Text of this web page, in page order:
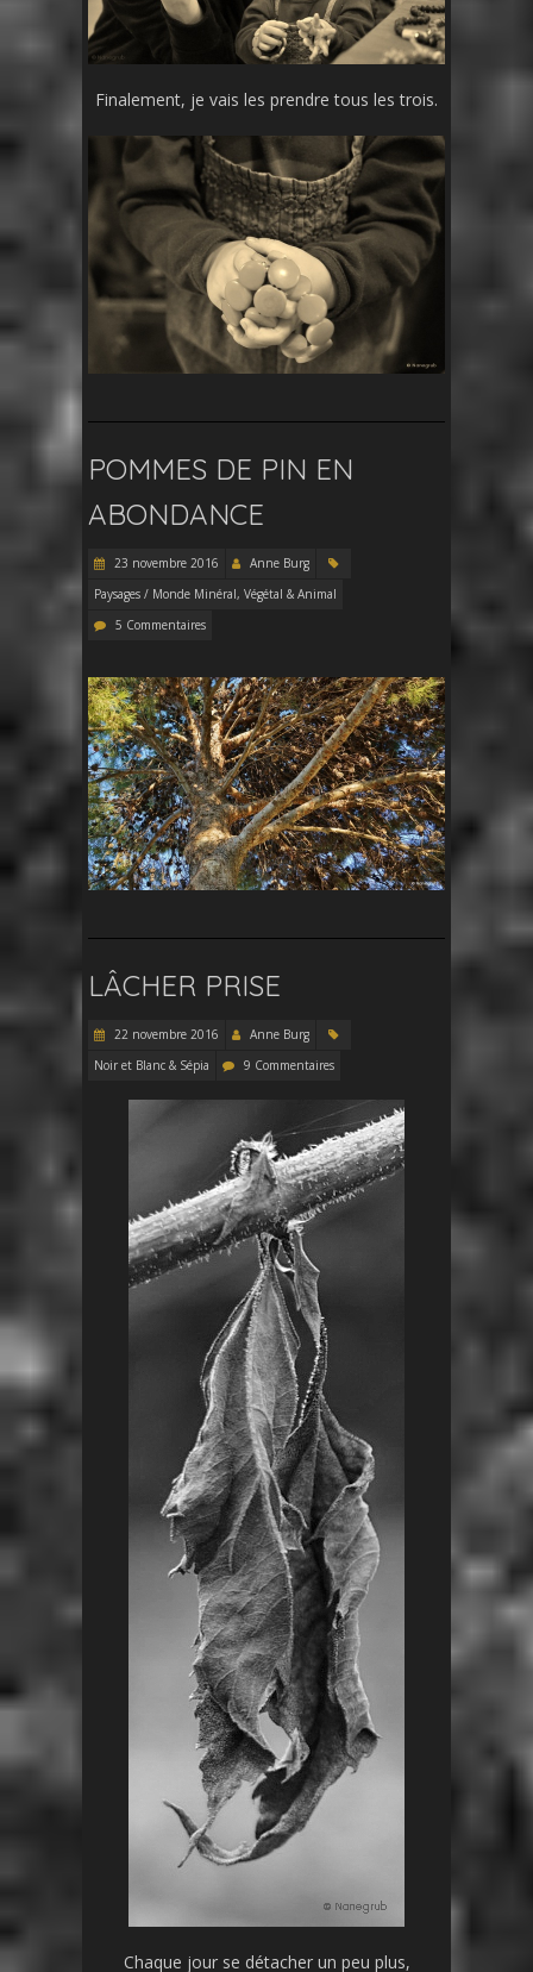
Finalement, je vais les prendre tous les trois.
POMMES DE PIN EN
ABONDANCE
23 novembre 2016
Anne Burg
Paysages / Monde Minéral, Végétal & Animal
5 Commentaires
LÂCHER PRISE
22 novembre 2016
Anne Burg
Noir et Blanc & Sépia
9 Commentaires
Chaque jour se détacher un peu plus,